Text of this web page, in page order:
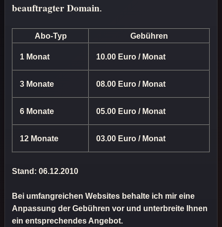
beauftragter Domain.
Abo-Typ Gebühren
1 Monat 10.00 Euro / Monat
3 Monate 08.00 Euro / Monat
6 Monate 05.00 Euro / Monat
12 Monate 03.00 Euro / Monat
Stand: 06.12.2010
Bei umfangreichen Websites behalte ich mir eine
Anpassung der Gebühren vor und unterbreite Ihnen
ein entsprechendes Angebot.